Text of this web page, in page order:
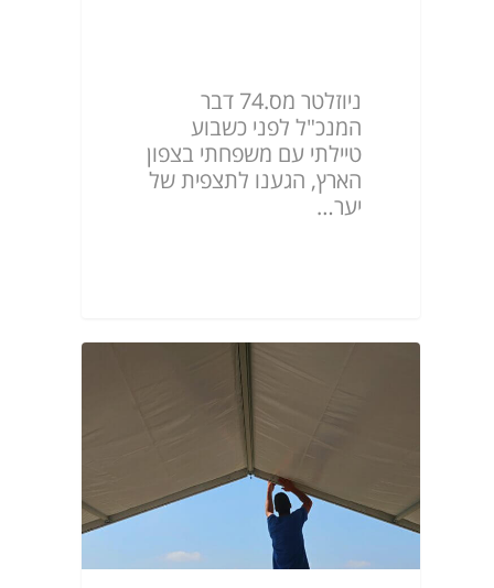
ניוזלטר מס.74 דבר
המנכ"ל לפני כשבוע
טיילתי עם משפחתי בצפון
הארץ, הגענו לתצפית של
יער…